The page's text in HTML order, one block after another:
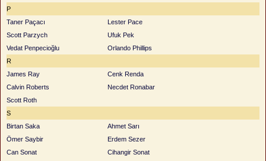
P
Taner Paçacı
Lester Pace
Scott Parzych
Ufuk Pek
Vedat Penpecioğlu
Orlando Phillips
R
James Ray
Cenk Renda
Calvin Roberts
Necdet Ronabar
Scott Roth
S
Birtan Saka
Ahmet Sarı
Ömer Saybir
Erdem Sezer
Can Sonat
Cihangir Sonat